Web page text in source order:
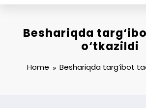
Beshariqda
o‘tkazildi
Home Beshariqda targ‘ibot